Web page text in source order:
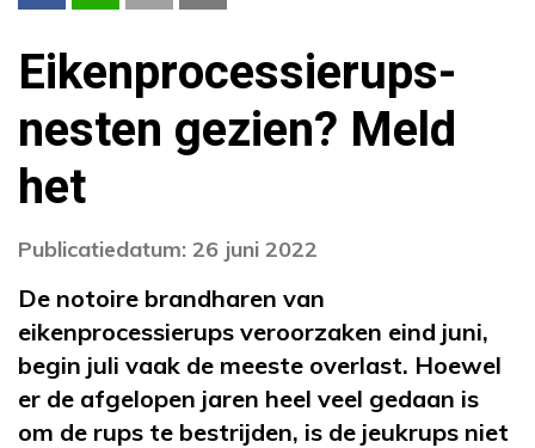
Eikenprocessierups-
nesten gezien? Meld
het
Publicatiedatum: 26 juni 2022
De notoire brandharen van
eikenprocessierups veroorzaken eind juni,
begin juli vaak de meeste overlast. Hoewel
er de afgelopen jaren heel veel gedaan is
om de rups te bestrijden, is de jeukrups niet